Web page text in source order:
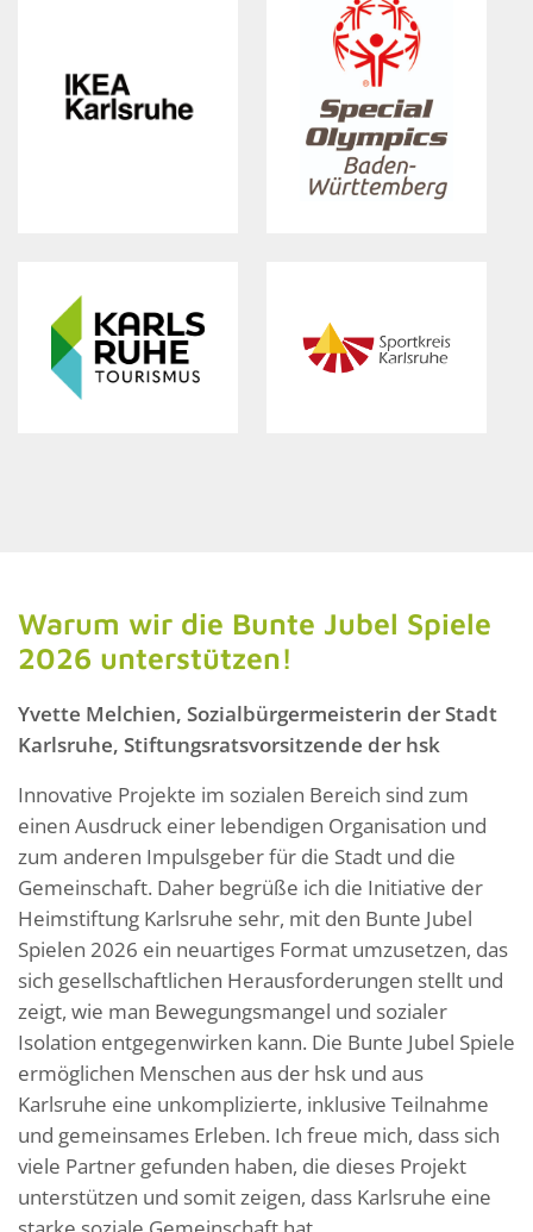
Warum wir die Bunte Jubel Spiele
2026 unterstützen!
Yvette Melchien, Sozialbürgermeisterin der Stadt
Karlsruhe, Stiftungsratsvorsitzende der hsk
Innovative Projekte im sozialen Bereich sind zum
einen Ausdruck einer lebendigen Organisation und
zum anderen Impulsgeber für die Stadt und die
Gemeinschaft. Daher begrüße ich die Initiative der
Heimstiftung Karlsruhe sehr, mit den Bunte Jubel
Spielen 2026 ein neuartiges Format umzusetzen, das
sich gesellschaftlichen Herausforderungen stellt und
zeigt, wie man Bewegungsmangel und sozialer
Isolation entgegenwirken kann. Die Bunte Jubel Spiele
ermöglichen Menschen aus der hsk und aus
Karlsruhe eine unkomplizierte, inklusive Teilnahme
und gemeinsames Erleben. Ich freue mich, dass sich
viele Partner gefunden haben, die dieses Projekt
unterstützen und somit zeigen, dass Karlsruhe eine